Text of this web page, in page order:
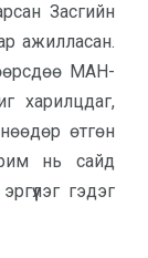
Засгийн
ажилласан.
МАН-
харилцдаг,
өтгөн
нь сайд
гэдэг